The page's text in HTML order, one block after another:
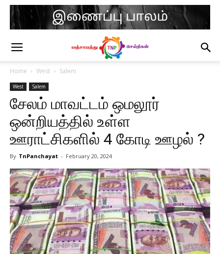
Home West Salem
West Salem
சேலம் மாவட்டம் ஒமலூர்
ஒன்றியத்தில் உள்ள
ஊராட்சிகளில் 4 கோடி ஊழல் ?
By TnPanchayat - February 20, 2024